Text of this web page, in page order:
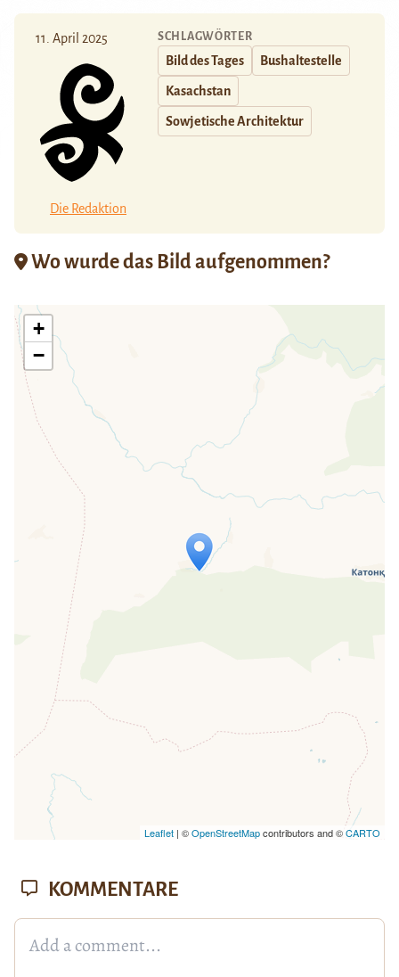
11. April 2025
Die Redaktion
SCHLAGWÖRTER
Bild des Tages Bushaltestelle
Kasachstan
Sowjetische Architektur
Wo wurde das Bild aufgenommen?
Travelers' Map wird geladen …
Wenn du dies siehst, nachdem deine
+
−
Leaflet| ©OpenStreetMapcontributors and ©CARTO
KOMMENTARE